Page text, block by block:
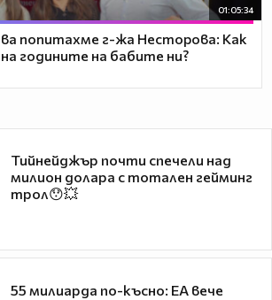
01:05:34
попитахме г-жа Несторова: Как
годините на бабите ни?
Тийнейджър почти спечели над
милион долара с тотален гейминг
трол😯💥
55 милиарда по-късно: EA вече